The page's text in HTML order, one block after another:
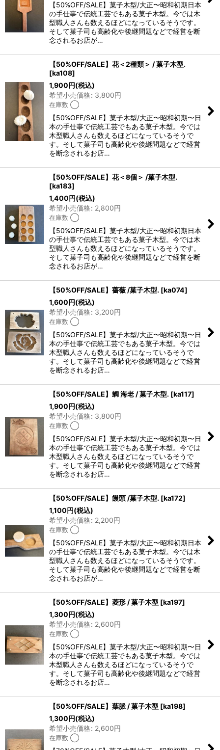
【50%OFF/SALE】菓子木型/大正〜昭和初期日本
の手仕事で伝統工芸でもある菓子木型。今では木
型職人さんも数えるほどになっているそうです。
そして菓子司も高齢化や後継問題などで経営を断
念されるお店が…
【50%OFF/SALE】花＜2種類＞ / 菓子木型.
[ka108]
1,900円(税込)
希望小売価格: 3,800円
在庫数 ◯
【50%OFF/SALE】菓子木型/大正〜昭和初期〜日
本の手仕事で伝統工芸でもある菓子木型。今では
木型職人さんも数えるほどになっているそうで
す。そして菓子司も高齢化や後継問題などで経営
を断念されるお店…
【50%OFF/SALE】花＜8個＞ /菓子木型.
[ka183]
1,400円(税込)
希望小売価格: 2,800円
在庫数 ◯
【50%OFF/SALE】菓子木型/大正〜昭和初期日本
の手仕事で伝統工芸でもある菓子木型。今では木
型職人さんも数えるほどになっているそうです。
そして菓子司も高齢化や後継問題などで経営を断
念されるお店が…
【50%OFF/SALE】薔薇 /菓子木型. [ka074]
1,600円(税込)
希望小売価格: 3,200円
在庫数 ◯
【50%OFF/SALE】菓子木型/大正〜昭和初期〜日
本の手仕事で伝統工芸でもある菓子木型。今では
木型職人さんも数えるほどになっているそうで
す。そして菓子司も高齢化や後継問題などで経営
を断念されるお店…
【50%OFF/SALE】鯛 海老 / 菓子木型. [ka117]
1,900円(税込)
希望小売価格: 3,800円
在庫数 ◯
【50%OFF/SALE】菓子木型/大正〜昭和初期〜日
本の手仕事で伝統工芸でもある菓子木型。今では
木型職人さんも数えるほどになっているそうで
す。そして菓子司も高齢化や後継問題などで経営
を断念されるお店…
【50%OFF/SALE】饅頭 /菓子木型. [ka172]
1,100円(税込)
希望小売価格: 2,200円
在庫数 ◯
【50%OFF/SALE】菓子木型/大正〜昭和初期日本
の手仕事で伝統工芸でもある菓子木型。今では木
型職人さんも数えるほどになっているそうです。
そして菓子司も高齢化や後継問題などで経営を断
念されるお店が…
【50%OFF/SALE】菱形 / 菓子木型 [ka197]
1,300円(税込)
希望小売価格: 2,600円
在庫数 ◯
【50%OFF/SALE】菓子木型/大正〜昭和初期〜日
本の手仕事で伝統工芸でもある菓子木型。今では
木型職人さんも数えるほどになっているそうで
す。そして菓子司も高齢化や後継問題などで経営
を断念されるお店…
【50%OFF/SALE】葉脈 / 菓子木型 [ka198]
1,300円(税込)
希望小売価格: 2,600円
在庫数 ◯